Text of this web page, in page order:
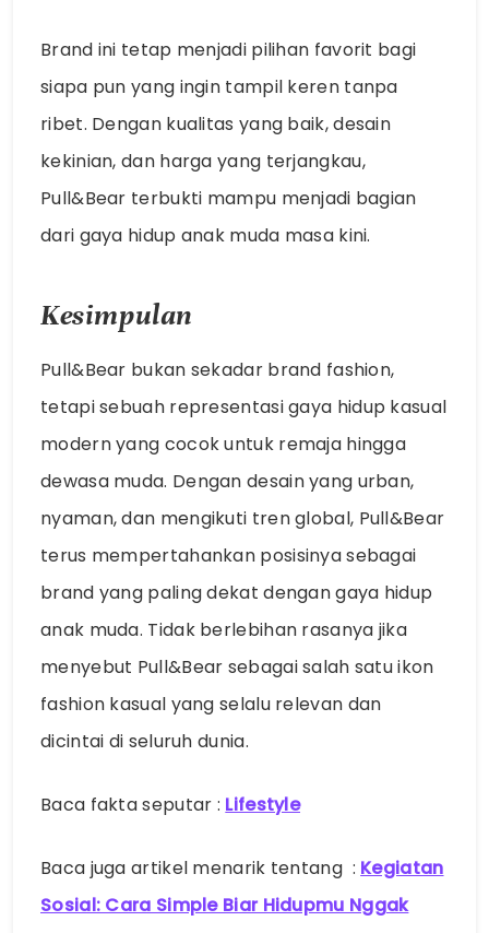
Brand ini tetap menjadi pilihan favorit bagi
siapa pun yang ingin tampil keren tanpa
ribet. Dengan kualitas yang baik, desain
kekinian, dan harga yang terjangkau,
Pull&Bear terbukti mampu menjadi bagian
dari gaya hidup anak muda masa kini.
Kesimpulan
Pull&Bear bukan sekadar brand fashion,
tetapi sebuah representasi gaya hidup kasual
modern yang cocok untuk remaja hingga
dewasa muda. Dengan desain yang urban,
nyaman, dan mengikuti tren global, Pull&Bear
terus mempertahankan posisinya sebagai
brand yang paling dekat dengan gaya hidup
anak muda. Tidak berlebihan rasanya jika
menyebut Pull&Bear sebagai salah satu ikon
fashion kasual yang selalu relevan dan
dicintai di seluruh dunia.
Baca fakta seputar : Lifestyle
Baca juga artikel menarik tentang : Kegiatan
Sosial: Cara Simple Biar Hidupmu Nggak